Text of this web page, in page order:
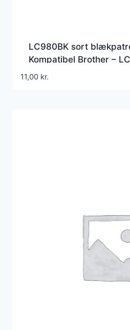
LC980BK sort
Kompatibel Brother –
11,00 kr.